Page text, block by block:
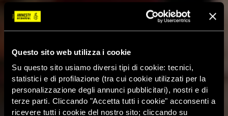
Questo sito web utilizza i cookie
Su questo sito usiamo diversi tipi di cookie: tecnici,
statistici e di profilazione (tra cui cookie utilizzati per la
personalizzazione degli annunci pubblicitari), nostri e di
terze parti. Cliccando "Accetta tutti i cookie" acconsenti a
ricevere tutti i cookie del nostro sito; cliccando su